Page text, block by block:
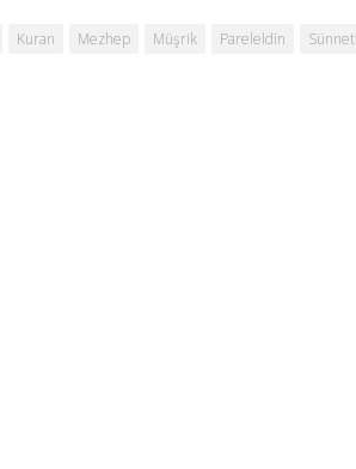
Kuran Mezhep Müşrik Pareleldin Sünnet